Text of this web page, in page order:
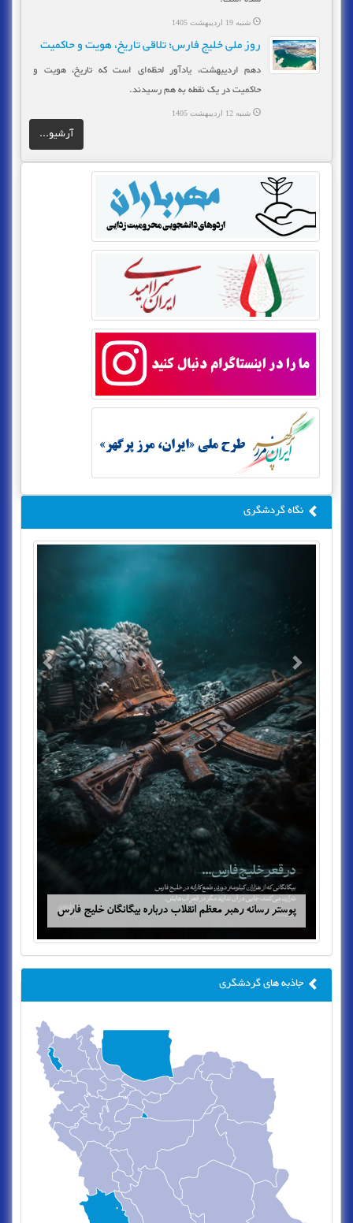
شنبه 19 اردیبهشت 1405
روز ملی خلیج فارس؛ تلاقی تاریخ، هویت و حاکمیت
دهم اردیبهشت، یادآور لحظه‌ای است که تاریخ، هویت و
حاکمیت در یک نقطه به هم رسیدند.
شنبه 12 اردیبهشت 1405
آرشیو...
نگاه گردشگری
پوستر رسانه رهبر معظم انقلاب درباره بیگانگان خلیج فارس
جاذبه های گردشگری